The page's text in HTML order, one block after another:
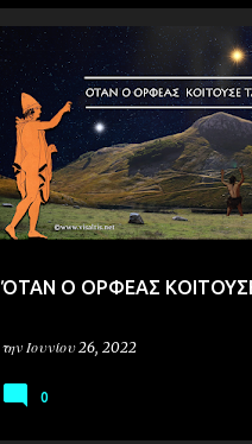
ΌΤΑΝ Ο ΟΡΦΕΑΣ
την Ιουνίου 26, 2022
ΑΡΧΑΙΟΑΣΤΡΟΝΟΜΙΑ ΠΑΓΓΑΙΟ
0